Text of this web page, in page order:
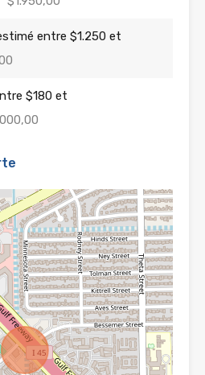
entre $1.250 et
$180 et